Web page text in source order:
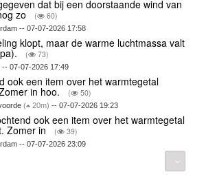
dat bij een doorstaande wind van
zo ( 60)
-- 07-07-2026 17:58
klopt, maar de warme luchtmassa valt
( 73)
07-07-2026 17:49
ook een item over het warmtegetal
in hoo. ( 50)
( 20m) -- 07-07-2026 19:23
ook een item over het warmtegetal
Zomer in ( 39)
-- 07-07-2026 23:09